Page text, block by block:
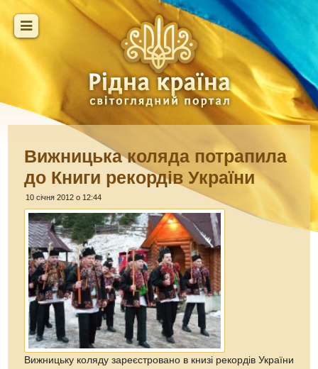
Вижницька коляда потрапила
до Книги рекордів України
10 січня 2012 о 12:44
Вижницьку коляду зареєстровано в книзі рекордів України